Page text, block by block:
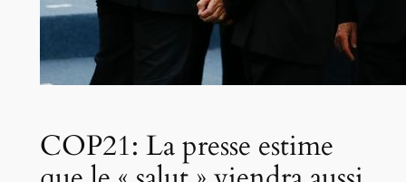
COP21: La presse estime